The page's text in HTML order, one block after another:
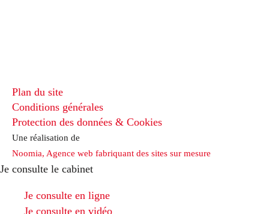
Plan du site
Conditions générales
Protection des données & Cookies
Une réalisation de
Noomia, Agence web fabriquant des sites sur mesure
Je consulte le cabinet
Je consulte en ligne
Je consulte en vidéo